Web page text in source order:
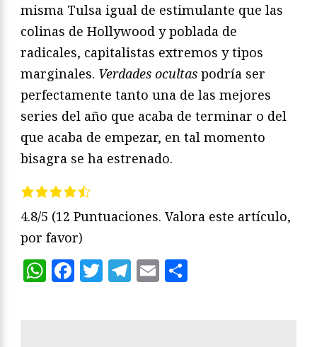
misma Tulsa igual de estimulante que las
colinas de Hollywood y poblada de
radicales, capitalistas extremos y tipos
marginales. Verdades ocultas podría ser
perfectamente tanto una de las mejores
series del año que acaba de terminar o del
que acaba de empezar, en tal momento
bisagra se ha estrenado.
4.8/5 (12 Puntuaciones. Valora este artículo,
por favor)
WhatsApp
Facebook
Twitter
Telegram
Email